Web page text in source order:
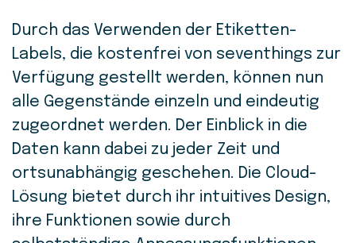
Durch das Verwenden der Etiketten-
Labels, die kostenfrei von seventhings zur
Verfügung gestellt werden, können nun
alle Gegenstände einzeln und eindeutig
zugeordnet werden. Der Einblick in die
Daten kann dabei zu jeder Zeit und
ortsunabhängig geschehen. Die Cloud-
Lösung bietet durch ihr intuitives Design,
ihre Funktionen sowie durch